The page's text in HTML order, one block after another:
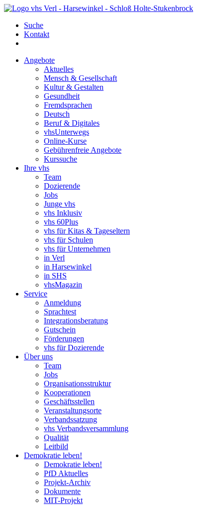
Suche
Kontakt
Angebote
Aktuelles
Mensch & Gesellschaft
Kultur & Gestalten
Gesundheit
Fremdsprachen
Deutsch
Beruf & Digitales
vhsUnterwegs
Online-Kurse
Gebührenfreie Angebote
Kurssuche
Ihre vhs
Team
Dozierende
Jobs
Junge vhs
vhs Inklusiv
vhs 60Plus
vhs für Kitas & Tageseltern
vhs für Schulen
vhs für Unternehmen
in Verl
in Harsewinkel
in SHS
vhsMagazin
Service
Anmeldung
Sprachtest
Integrationsberatung
Gutschein
Förderungen
vhs für Dozierende
Über uns
Team
Jobs
Organisationsstruktur
Kooperationen
Geschäftsstellen
Veranstaltungsorte
Verbandssatzung
vhs Verbandsversammlung
Qualität
Leitbild
Demokratie leben!
Demokratie leben!
PfD Aktuelles
Projekt-Archiv
Dokumente
MIT-Projekt